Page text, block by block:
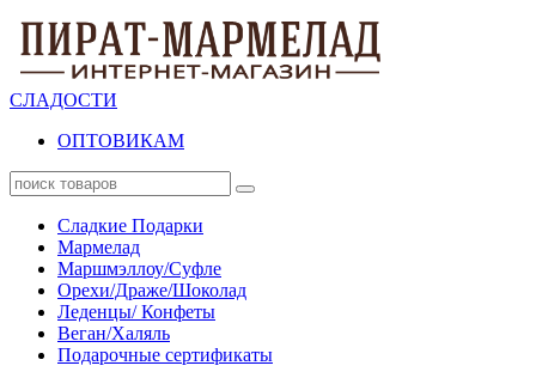
СЛАДОСТИ
ОПТОВИКАМ
Сладкие Подарки
Мармелад
Маршмэллоу/Суфле
Орехи/Драже/Шоколад
Леденцы/ Конфеты
Веган/Халяль
Подарочные сертификаты